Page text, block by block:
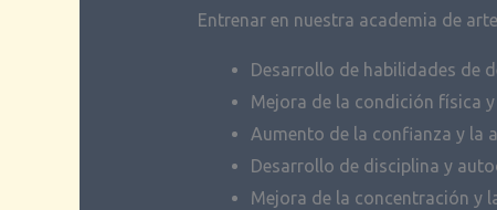
Entrenar en nuestra academia de
Desarrollo de habilidades de
Mejora de la condición física
Aumento de la confianza y la
Desarrollo de disciplina y
Mejora de la concentración y